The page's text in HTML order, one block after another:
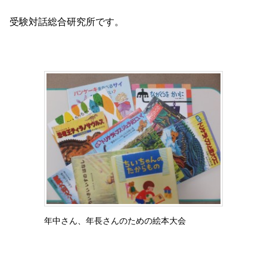
受験対話総合研究所です。
年中さん、年長さんのための絵本大会